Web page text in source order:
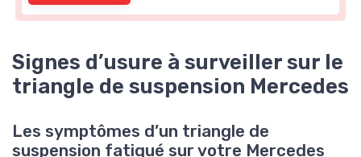
Signes d’usure à surveiller sur le
triangle de suspension Mercedes
Les symptômes d’un triangle de
suspension fatigué sur votre Mercedes